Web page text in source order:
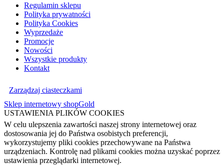
Regulamin sklepu
Polityka prywatności
Polityka Cookies
Wyprzedaże
Promocje
Nowości
Wszystkie produkty
Kontakt
Zarządzaj ciasteczkami
Sklep internetowy shopGold
USTAWIENIA PLIKÓW COOKIES
W celu ulepszenia zawartości naszej strony internetowej oraz
dostosowania jej do Państwa osobistych preferencji,
wykorzystujemy pliki cookies przechowywane na Państwa
urządzeniach. Kontrolę nad plikami cookies można uzyskać poprzez
ustawienia przeglądarki internetowej.